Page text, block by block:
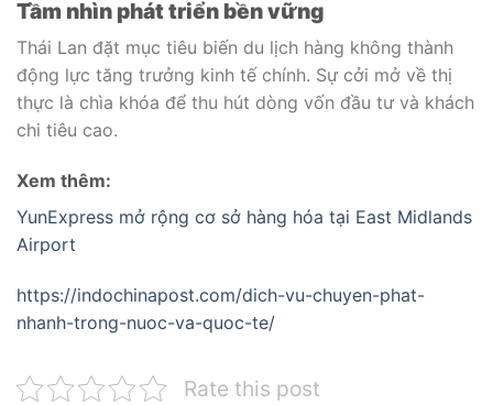
Tầm nhìn phát triển bền vững
Thái Lan đặt mục tiêu biến du lịch hàng không thành
động lực tăng trưởng kinh tế chính. Sự cởi mở về thị
thực là chìa khóa để thu hút dòng vốn đầu tư và khách
chi tiêu cao.
Xem thêm:
YunExpress mở rộng cơ sở hàng hóa tại East Midlands
Airport
https://indochinapost.com/dich-vu-chuyen-phat-
nhanh-trong-nuoc-va-quoc-te/
Rate this post